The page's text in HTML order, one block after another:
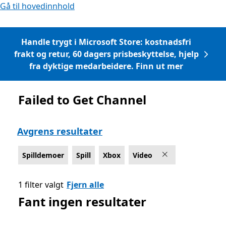
Gå til hovedinnhold
Handle trygt i Microsoft Store: kostnadsfri
frakt og retur, 60 dagers prisbeskyttelse, hjelp
fra dyktige medarbeidere. Finn ut mer
Liste Microsoft.com
Failed to Get Channel
Avgrens resultater
Spilldemoer Spill Xbox Video
1 filter valgt Fjern alle
Fant ingen resultater